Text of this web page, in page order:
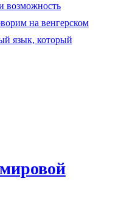
возможность
на венгерском
язык, который